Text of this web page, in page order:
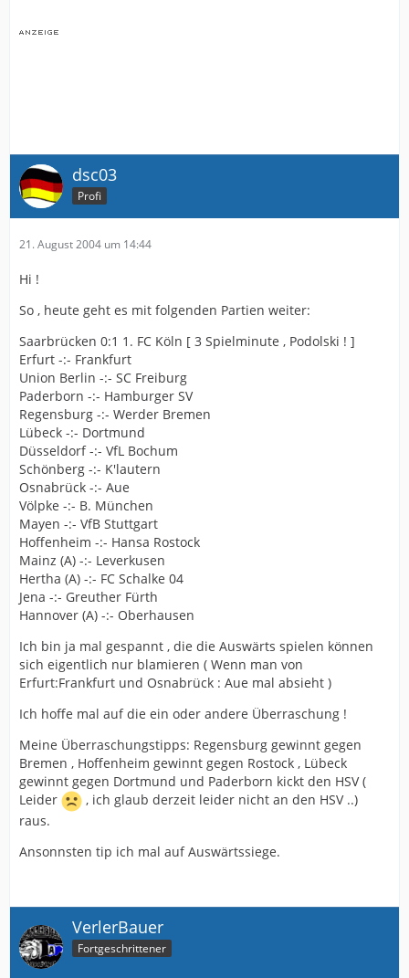
dsc03
Profi
21. August 2004 um 14:44
Hi !
So , heute geht es mit folgenden Partien weiter:
Saarbrücken 0:1 1. FC Köln [ 3 Spielminute , Podolski ! ]
Erfurt -:- Frankfurt
Union Berlin -:- SC Freiburg
Paderborn -:- Hamburger SV
Regensburg -:- Werder Bremen
Lübeck -:- Dortmund
Düsseldorf -:- VfL Bochum
Schönberg -:- K'lautern
Osnabrück -:- Aue
Völpke -:- B. München
Mayen -:- VfB Stuttgart
Hoffenheim -:- Hansa Rostock
Mainz (A) -:- Leverkusen
Hertha (A) -:- FC Schalke 04
Jena -:- Greuther Fürth
Hannover (A) -:- Oberhausen
Ich bin ja mal gespannt , die die Auswärts spielen können
sich eigentlich nur blamieren ( Wenn man von
Erfurt:Frankfurt und Osnabrück : Aue mal absieht )
Ich hoffe mal auf die ein oder andere Überraschung !
Meine Überraschungstipps: Regensburg gewinnt gegen
Bremen , Hoffenheim gewinnt gegen Rostock , Lübeck
gewinnt gegen Dortmund und Paderborn kickt den HSV (
Leider
, ich glaub derzeit leider nicht an den HSV ..)
raus.
Ansonnsten tip ich mal auf Auswärtssiege.
VerlerBauer
Fortgeschrittener